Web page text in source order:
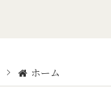
ホーム